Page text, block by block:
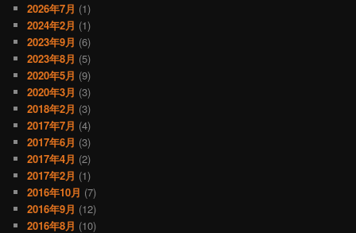
2026年7月 (1)
2024年2月 (1)
2023年9月 (6)
2023年8月 (5)
2020年5月 (9)
2020年3月 (3)
2018年2月 (3)
2017年7月 (4)
2017年6月 (3)
2017年4月 (2)
2017年2月 (1)
2016年10月 (7)
2016年9月 (12)
2016年8月 (10)